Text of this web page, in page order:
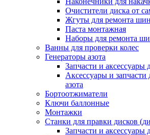
Очистители диска от
Жгуты для ремонта шин
Паста монтажная
Наборы для ремонта
Ванны для проверки колес
Генераторы азота
Запчасти и аксессуары
Аксессуары и запчасти
азота
Бортоотжиматели
Ключи баллонные
Монтажки
Станки для правки дисков
Запчасти и аксессуары